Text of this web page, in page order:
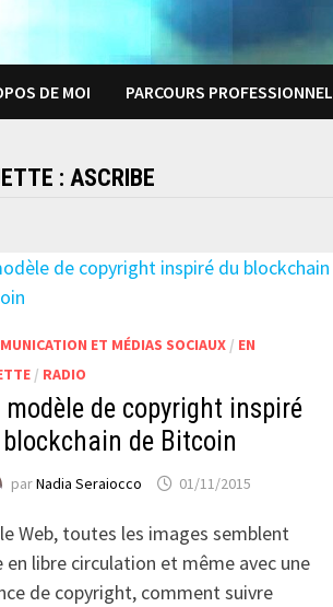
DE MOI PARCOURS PROFESSIONNEL
: ASCRIBE
ET MÉDIAS SOCIAUX / EN
/ RADIO
modèle de copyright inspiré
de Bitcoin
parNadia Seraiocco 01/11/2015
Web, toutes les images semblent
en libre circulation et même avec une
de copyright, comment suivre